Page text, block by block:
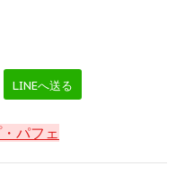
LINEへ送る
パフェ